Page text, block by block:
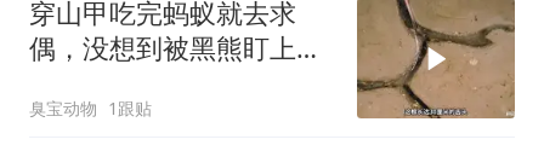
穿山甲吃完蚂蚁就去求
偶，没想到被黑熊盯上
臭宝动物 1跟贴